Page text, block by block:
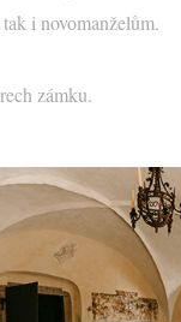
i novomanželům.
zámku.